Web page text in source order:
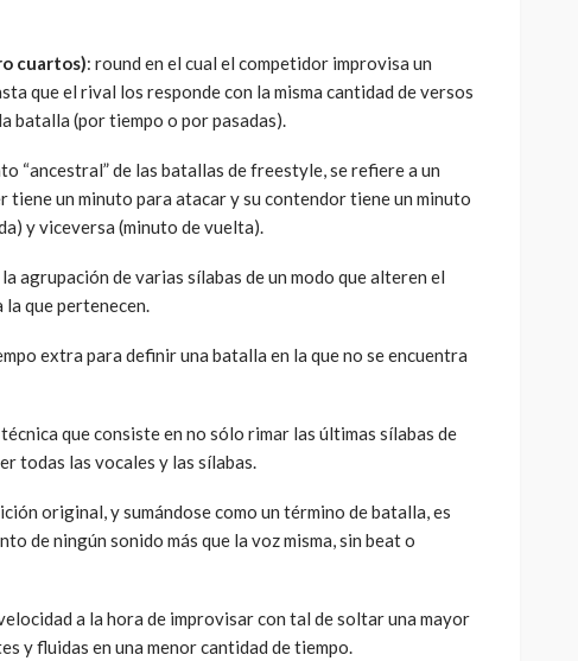
cuartos): round en el cual el competidor improvisa un
que el rival los responde con la misma cantidad de versos
batalla (por tiempo o por pasadas).
“ancestral” de las batallas de freestyle, se refiere a un
tiene un minuto para atacar y su contendor tiene un minuto
y viceversa (minuto de vuelta).
la agrupación de varias sílabas de un modo que alteren el
que pertenecen.
extra para definir una batalla en la que no se encuentra
técnica que consiste en no sólo rimar las últimas sílabas de
todas las vocales y las sílabas.
original, y sumándose como un término de batalla, es
de ningún sonido más que la voz misma, sin beat o
a la hora de improvisar con tal de soltar una mayor
y fluidas en una menor cantidad de tiempo.